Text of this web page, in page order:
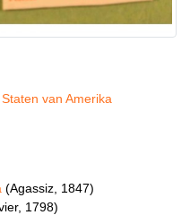
van Amerika
(Agassiz, 1847)
1798)